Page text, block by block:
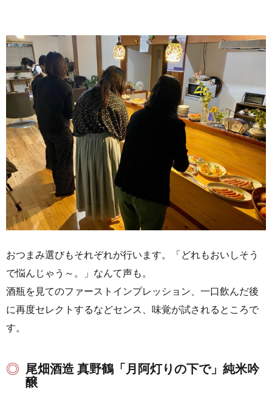
おつまみ選びもそれぞれが行います。「どれもおいしそう
で悩んじゃう～。」なんて声も。
酒瓶を見てのファーストインプレッション、一口飲んだ後
に再度セレクトするなどセンス、味覚が試されるところで
す。
尾畑酒造 真野鶴「月阿灯りの下で」純米吟
醸